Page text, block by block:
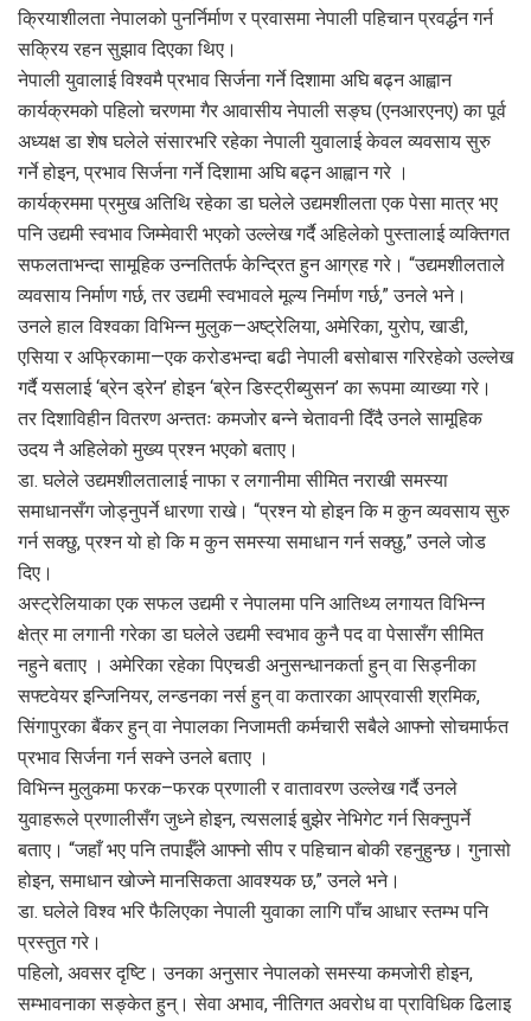
क्रियाशीलता नेपालको पुनर्निर्माण र प्रवासमा नेपाली पहिचान प्रवर्द्धन गर्न
सक्रिय रहन सुझाव दिएका थिए।
नेपाली युवालाई विश्वमै प्रभाव सिर्जना गर्ने दिशामा अघि बढ्न आह्वान
कार्यक्रमको पहिलो चरणमा गैर आवासीय नेपाली सङ्घ (एनआरएनए) का पूर्व
अध्यक्ष डा शेष घलेले संसारभरि रहेका नेपाली युवालाई केवल व्यवसाय सुरु
गर्ने होइन, प्रभाव सिर्जना गर्ने दिशामा अघि बढ्न आह्वान गरे ।
कार्यक्रममा प्रमुख अतिथि रहेका डा घलेले उद्यमशीलता एक पेसा मात्र भए
पनि उद्यमी स्वभाव जिम्मेवारी भएको उल्लेख गर्दै अहिलेको पुस्तालाई व्यक्तिगत
सफलताभन्दा सामूहिक उन्नतितर्फ केन्द्रित हुन आग्रह गरे। “उद्यमशीलताले
व्यवसाय निर्माण गर्छ, तर उद्यमी स्वभावले मूल्य निर्माण गर्छ,” उनले भने।
उनले हाल विश्वका विभिन्न मुलुक—अष्ट्रेलिया, अमेरिका, युरोप, खाडी,
एसिया र अफ्रिकामा—एक करोडभन्दा बढी नेपाली बसोबास गरिरहेको उल्लेख
गर्दै यसलाई ‘ब्रेन ड्रेन’ होइन ‘ब्रेन डिस्ट्रीब्युसन’ का रूपमा व्याख्या गरे।
तर दिशाविहीन वितरण अन्ततः कमजोर बन्ने चेतावनी दिँदै उनले सामूहिक
उदय नै अहिलेको मुख्य प्रश्न भएको बताए।
डा. घलेले उद्यमशीलतालाई नाफा र लगानीमा सीमित नराखी समस्या
समाधानसँग जोड्नुपर्ने धारणा राखे। “प्रश्न यो होइन कि म कुन व्यवसाय सुरु
गर्न सक्छु, प्रश्न यो हो कि म कुन समस्या समाधान गर्न सक्छु,” उनले जोड
दिए।
अस्ट्रेलियाका एक सफल उद्यमी र नेपालमा पनि आतिथ्य लगायत विभिन्न
क्षेत्र मा लगानी गरेका डा घलेले उद्यमी स्वभाव कुनै पद वा पेसासँग सीमित
नहुने बताए । अमेरिका रहेका पिएचडी अनुसन्धानकर्ता हुन् वा सिड्नीका
सफ्टवेयर इन्जिनियर, लन्डनका नर्स हुन् वा कतारका आप्रवासी श्रमिक,
सिंगापुरका बैंकर हुन् वा नेपालका निजामती कर्मचारी सबैले आफ्नो सोचमार्फत
प्रभाव सिर्जना गर्न सक्ने उनले बताए ।
विभिन्न मुलुकमा फरक–फरक प्रणाली र वातावरण उल्लेख गर्दै उनले
युवाहरूले प्रणालीसँग जुध्ने होइन, त्यसलाई बुझेर नेभिगेट गर्न सिक्नुपर्ने
बताए। “जहाँ भए पनि तपाईँले आफ्नो सीप र पहिचान बोकी रहनुहुन्छ। गुनासो
होइन, समाधान खोज्ने मानसिकता आवश्यक छ,” उनले भने।
डा. घलेले विश्व भरि फैलिएका नेपाली युवाका लागि पाँच आधार स्तम्भ पनि
प्रस्तुत गरे।
पहिलो, अवसर दृष्टि। उनका अनुसार नेपालको समस्या कमजोरी होइन,
सम्भावनाका सङ्केत हुन्। सेवा अभाव, नीतिगत अवरोध वा प्राविधिक ढिलाइ